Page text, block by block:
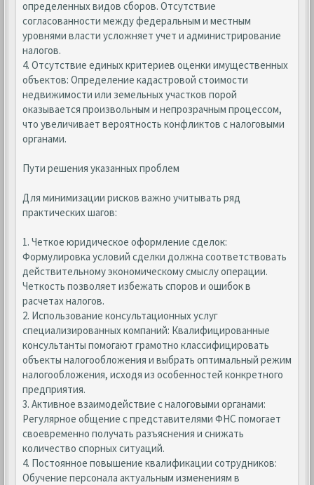
определенных видов сборов. Отсутствие
согласованности между федеральным и местным
уровнями власти усложняет учет и администрирование
налогов.
4. Отсутствие единых критериев оценки имущественных
объектов: Определение кадастровой стоимости
недвижимости или земельных участков порой
оказывается произвольным и непрозрачным процессом,
что увеличивает вероятность конфликтов с налоговыми
органами.
Пути решения указанных проблем
Для минимизации рисков важно учитывать ряд
практических шагов:
1. Четкое юридическое оформление сделок:
Формулировка условий сделки должна соответствовать
действительному экономическому смыслу операции.
Четкость позволяет избежать споров и ошибок в
расчетах налогов.
2. Использование консультационных услуг
специализированных компаний: Квалифицированные
консультанты помогают грамотно классифицировать
объекты налогообложения и выбрать оптимальный режим
налогообложения, исходя из особенностей конкретного
предприятия.
3. Активное взаимодействие с налоговыми органами:
Регулярное общение с представителями ФНС помогает
своевременно получать разъяснения и снижать
количество спорных ситуаций.
4. Постоянное повышение квалификации сотрудников:
Обучение персонала актуальным изменениям в